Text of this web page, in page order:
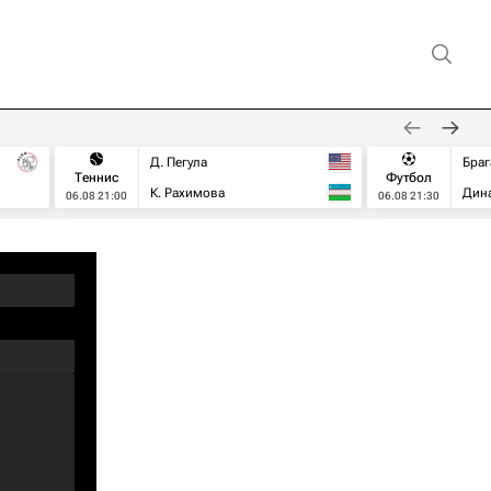
Теннис
06.08 21:00
Д. Пегула
К. Рахимова
Футбол
06.08 21:30